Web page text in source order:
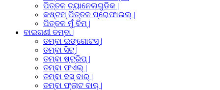
ପିତ୍ତଳ ଚ୍ୟାନେଲଗୁଡିକ |
କଷ୍ଟମ୍ ପିତ୍ତଳ ପ୍ରୋଫାଇଲ୍ |
ପିତ୍ତଳ ମୁଁ ବିମ୍ |
ବାଇଗଣୀ ତମ୍ବା |
ତମ୍ବା ଇଙ୍ଗୋଟସ୍ |
ତମ୍ବା ସିଟ୍ |
ତମ୍ବା ଷ୍ଟ୍ରିପ୍ |
ତମ୍ବା ଫଏଲ୍ |
ତମ୍ବା ବସ୍ ବାର୍ |
ତମ୍ବା ଫ୍ଲାଟ ବାର୍ |